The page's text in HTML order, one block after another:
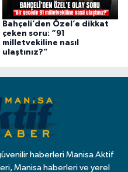
Bahçeli’den Özel’e dikkat
çeken soru: “91
milletvekiline nasıl
ulaştınız?”
haberleri Manisa Aktif
Manisa haberleri ve yerel